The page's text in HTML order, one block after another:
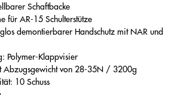
Schaftbacke
für AR-15 Schulterstütze
demontierbarer Handschutz mit NAR und
Polymer-Klappvisier
Abzugsgewicht von 28-35N / 3200g
10 Schuss